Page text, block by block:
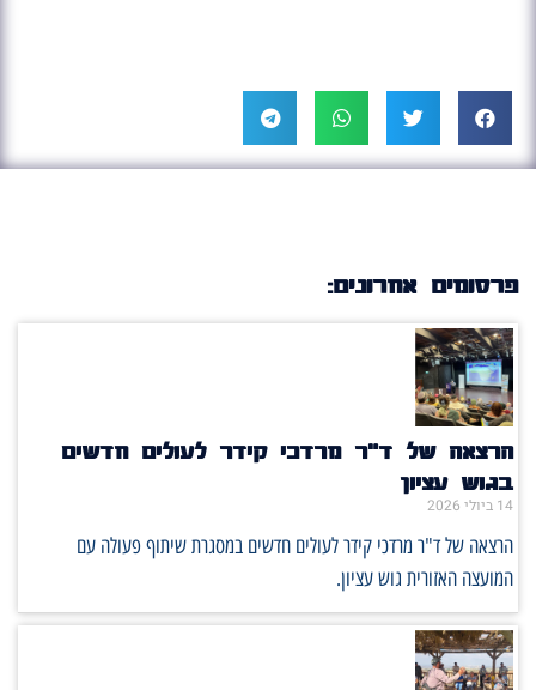
פרסומים אחרונים:
הרצאה של ד"ר מרדכי קידר לעולים חדשים
בגוש עציון
14 ביולי 2026
הרצאה של ד"ר מרדכי קידר לעולים חדשים במסגרת שיתוף פעולה עם
המועצה האזורית גוש עציון.